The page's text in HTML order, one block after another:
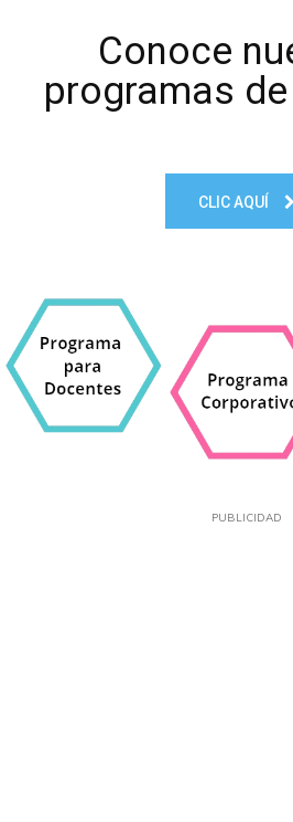
Conoce
programas
CLIC AQUÍ
PUBLICIDAD